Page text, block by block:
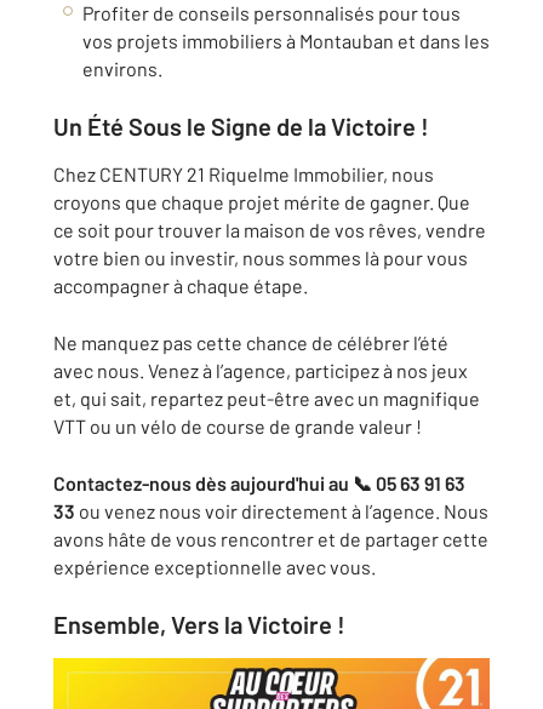
Profiter de conseils personnalisés pour tous
vos projets immobiliers à Montauban et dans les
environs.
Un Été Sous le Signe de la Victoire !
Chez CENTURY 21 Riquelme Immobilier, nous
croyons que chaque projet mérite de gagner. Que
ce soit pour trouver la maison de vos rêves, vendre
votre bien ou investir, nous sommes là pour vous
accompagner à chaque étape.
Ne manquez pas cette chance de célébrer l’été
avec nous. Venez à l’agence, participez à nos jeux
et, qui sait, repartez peut-être avec un magnifique
VTT ou un vélo de course de grande valeur !
Contactez-nous dès aujourd'hui au 📞 05 63 91 63
33 ou venez nous voir directement à l’agence. Nous
avons hâte de vous rencontrer et de partager cette
expérience exceptionnelle avec vous.
Ensemble, Vers la Victoire !